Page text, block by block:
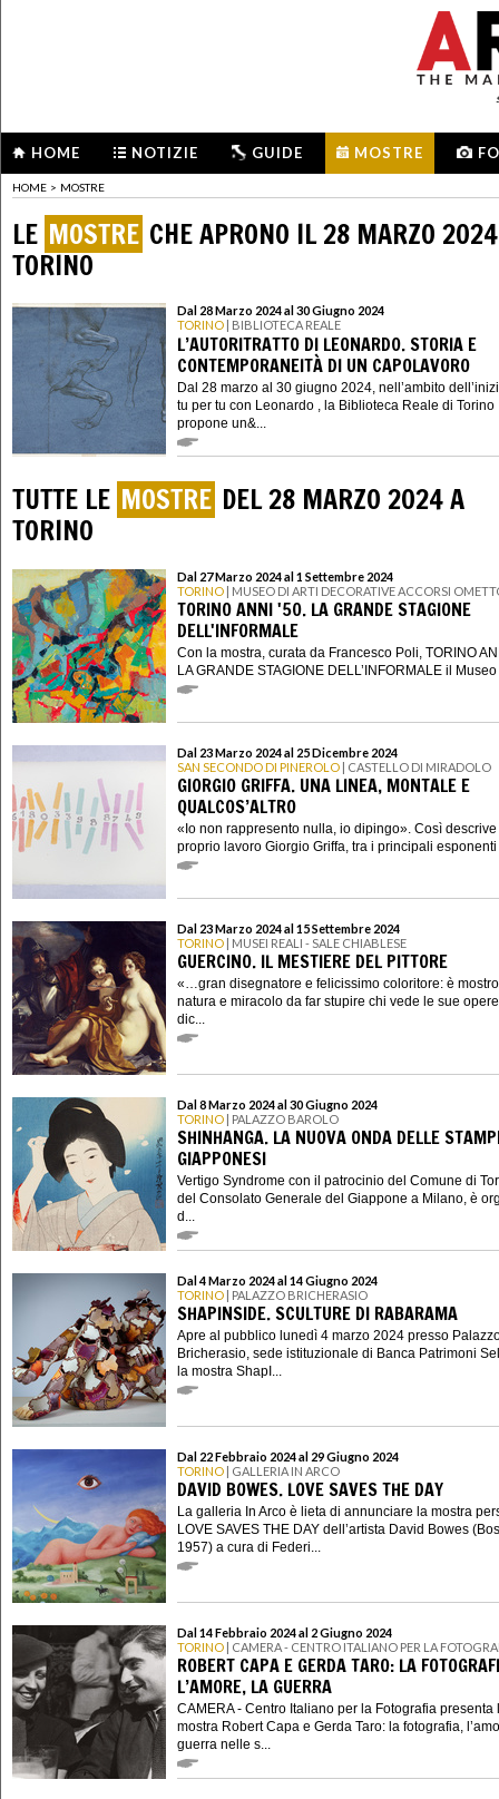
HOME NOTIZIE GUIDE MOSTRE
HOME > MOSTRE
LE MOSTRE CHE APRONO IL 28 MARZO
TORINO
Dal 28 Marzo 2024 al 30 Giugno 2024
TORINO | BIBLIOTECA REALE
L’AUTORITRATTO DI LEONARDO. STORIA E
CONTEMPORANEITÀ DI UN CAPOLAVORO
Dal 28 marzo al 30 giugno 2024, nell’ambito
tu per tu con Leonardo , la Biblioteca Reale di Torino
propone un&...
TUTTE LE MOSTRE DEL 28 MARZO 2024 A
TORINO
Dal 27 Marzo 2024 al 1 Settembre 2024
TORINO | MUSEO DI ARTI DECORATIVE ACCORSI
TORINO ANNI '50. LA GRANDE STAGIONE
DELL'INFORMALE
Con la mostra, curata da Francesco Poli, TORINO
LA GRANDE STAGIONE DELL’INFORMALE il
Dal 23 Marzo 2024 al 25 Dicembre 2024
SAN SECONDO DI PINEROLO | CASTELLO DI MIRADOLO
GIORGIO GRIFFA. UNA LINEA, MONTALE E
QUALCOS’ALTRO
«Io non rappresento nulla, io dipingo». Così
proprio lavoro Giorgio Griffa, tra i principali
Dal 23 Marzo 2024 al 15 Settembre 2024
TORINO | MUSEI REALI - SALE CHIABLESE
GUERCINO. IL MESTIERE DEL PITTORE
«…gran disegnatore e felicissimo coloritore: è
natura e miracolo da far stupire chi vede le sue
dic...
Dal 8 Marzo 2024 al 30 Giugno 2024
TORINO | PALAZZO BAROLO
SHINHANGA. LA NUOVA ONDA DELLE
GIAPPONESI
Vertigo Syndrome con il patrocinio del Comune di
del Consolato Generale del Giappone a Milano, è
d...
Dal 4 Marzo 2024 al 14 Giugno 2024
TORINO | PALAZZO BRICHERASIO
SHAPINSIDE. SCULTURE DI RABARAMA
Apre al pubblico lunedì 4 marzo 2024 presso
Bricherasio, sede istituzionale di Banca Patrimoni
la mostra ShapI...
Dal 22 Febbraio 2024 al 29 Giugno 2024
TORINO | GALLERIA IN ARCO
DAVID BOWES. LOVE SAVES THE DAY
La galleria In Arco è lieta di annunciare la mostra
LOVE SAVES THE DAY dell’artista David Bowes
1957) a cura di Federi...
Dal 14 Febbraio 2024 al 2 Giugno 2024
TORINO | CAMERA - CENTRO ITALIANO PER LA
ROBERT CAPA E GERDA TARO: LA
L’AMORE, LA GUERRA
CAMERA - Centro Italiano per la Fotografia presenta
mostra Robert Capa e Gerda Taro: la fotografia,
guerra nelle s...